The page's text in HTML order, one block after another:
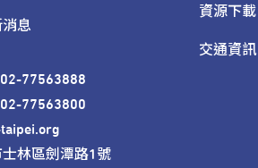
息
77563888
77563800
林區劍潭路1號
資源下載
交通資訊